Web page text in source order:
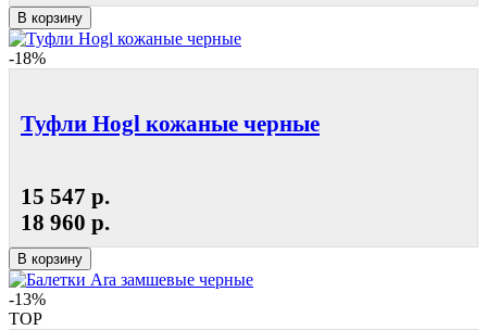
В корзину
-18%
Туфли Hogl кожаные черные
15 547 р.
18 960 р.
В корзину
-13%
TOP